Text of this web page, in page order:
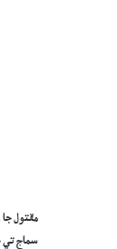
مقتول
سماج تي